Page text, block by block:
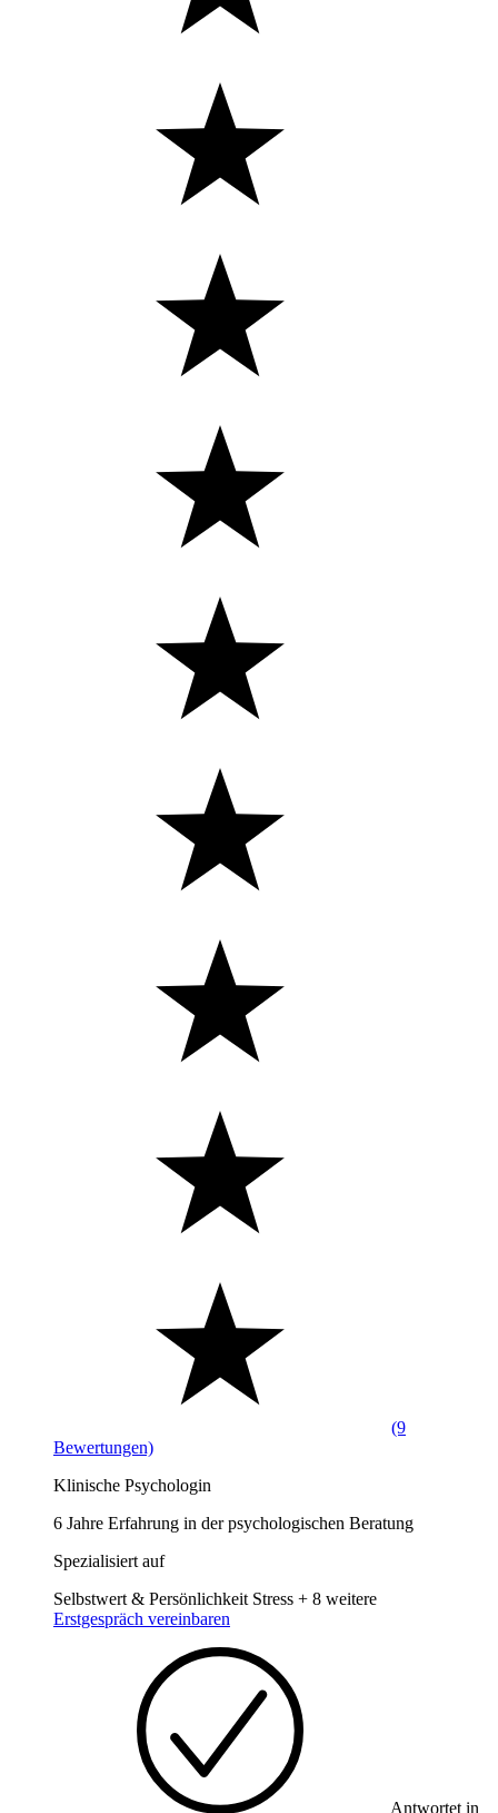
(9
Bewertungen)
Klinische Psychologin
6 Jahre Erfahrung in der psychologischen Beratung
Spezialisiert auf
Selbstwert & Persönlichkeit Stress + 8 weitere
Erstgespräch vereinbaren
Antwortet in